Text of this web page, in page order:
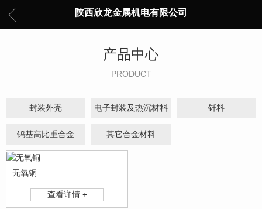
陕西欣龙金属机电有限公司
产品中心
PRODUCT
封装外壳 电子封装及热沉材料 钎料
钨基高比重合金 其它合金材料
无氧铜
查看详情 +